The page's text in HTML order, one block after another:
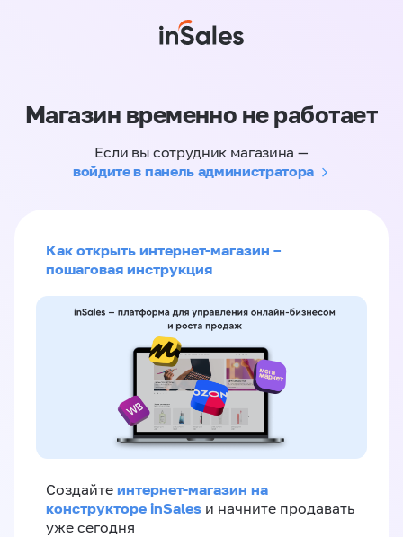
Магазин временно не работает
Если вы сотрудник магазина —
войдите в панель администратора
Как открыть интернет-магазин –
пошаговая инструкция
Создайте интернет-магазин на
конструкторе inSales и начните продавать
уже сегодня